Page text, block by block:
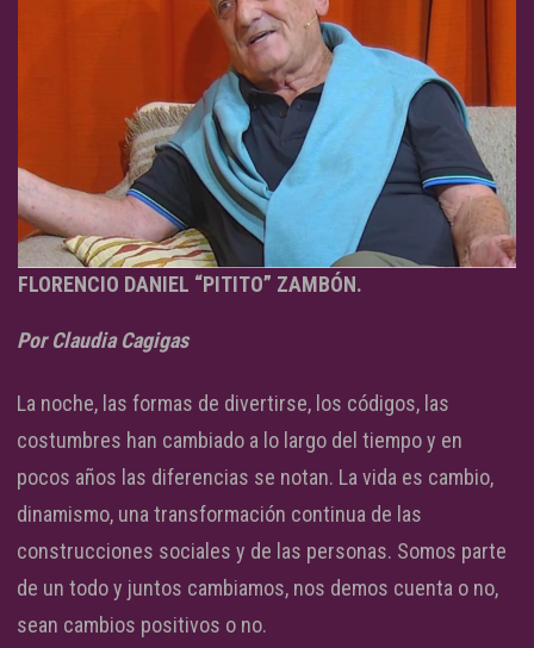
FLORENCIO DANIEL “PITITO” ZAMBÓN.
Por Claudia Cagigas
La noche, las formas de divertirse, los códigos, las
costumbres han cambiado a lo largo del tiempo y en
pocos años las diferencias se notan. La vida es cambio,
dinamismo, una transformación continua de las
construcciones sociales y de las personas. Somos parte
de un todo y juntos cambiamos, nos demos cuenta o no,
sean cambios positivos o no.